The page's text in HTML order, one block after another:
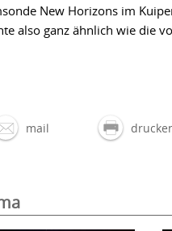
New Horizons im
also ganz ähnlich wie die
mail